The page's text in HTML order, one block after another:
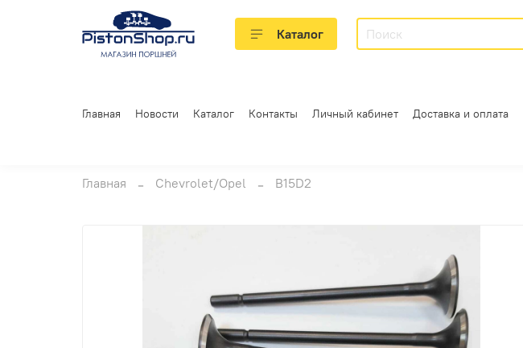
Каталог
Главная Новости Каталог Контакты Личный кабинет Доставка и оплата
Главная Chevrolet/Opel B15D2